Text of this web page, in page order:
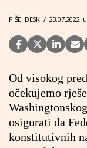
PIŠE: DESK / 23.07.2022.
Od visokog
očekujemo
osigurati da
konstitutivnih